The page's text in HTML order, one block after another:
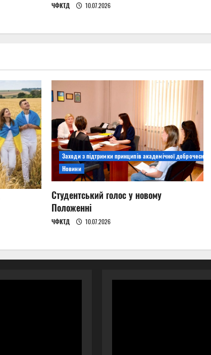
ЧФКТД 10.07.2026
Заходи з підтримки принципів академічної доброчесності
Новини
Студентський голос у новому
Положенні
ЧФКТД 10.07.2026